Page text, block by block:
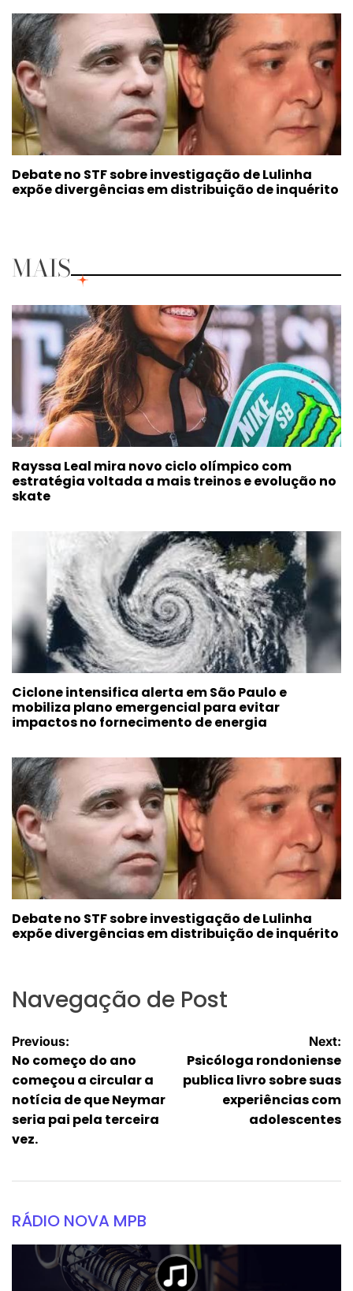
Debate no STF sobre investigação de Lulinha
expõe divergências em distribuição de inquérito
MAIS
Rayssa Leal mira novo ciclo olímpico com
estratégia voltada a mais treinos e evolução no
skate
Ciclone intensifica alerta em São Paulo e
mobiliza plano emergencial para evitar
impactos no fornecimento de energia
Debate no STF sobre investigação de Lulinha
expõe divergências em distribuição de inquérito
Navegação de Post
Previous:
No começo do ano
começou a circular a
notícia de que Neymar
seria pai pela terceira
vez.
Next:
Psicóloga rondoniense
publica livro sobre suas
experiências com
adolescentes
RÁDIO NOVA MPB